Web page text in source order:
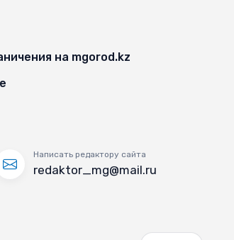
на mgorod.kz
Написать редактору сайта
redaktor_mg@mail.ru